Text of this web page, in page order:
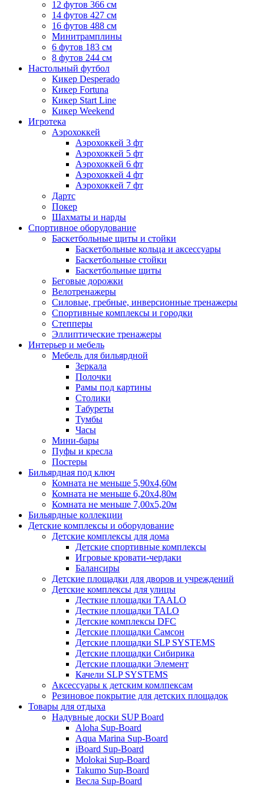
12 футов 366 см
14 футов 427 см
16 футов 488 см
Минитрамплины
6 футов 183 см
8 футов 244 см
Настольный футбол
Кикер Desperado
Кикер Fortuna
Кикер Start Line
Кикер Weekend
Игротека
Аэрохоккей
Аэрохоккей 3 фт
Аэрохоккей 5 фт
Аэрохоккей 6 фт
Аэрохоккей 4 фт
Аэрохоккей 7 фт
Дартс
Покер
Шахматы и нарды
Спортивное оборудование
Баскетбольные щиты и стойки
Баскетбольные кольца и аксессуары
Баскетбольные стойки
Баскетбольные щиты
Беговые дорожки
Велотренажеры
Силовые, гребные, инверсионные тренажеры
Спортивные комплексы и городки
Степперы
Эллиптические тренажеры
Интерьер и мебель
Мебель для бильярдной
Зеркала
Полочки
Рамы под картины
Столики
Табуреты
Тумбы
Часы
Мини-бары
Пуфы и кресла
Постеры
Бильярдная под ключ
Комната не меньше 5,90х4,60м
Комната не меньше 6,20х4,80м
Комната не меньше 7,00х5,20м
Бильярдные коллекции
Детские комплексы и оборудование
Детские комплексы для дома
Детские спортивные комплексы
Игровые кровати-чердаки
Балансиры
Детские площадки для дворов и учреждений
Детские комплексы для улицы
Десткие площадки TAALO
Десткие площадки TALO
Детские комплексы DFC
Детские площадки Самсон
Детские площадки SLP SYSTEMS
Детские площадки Сибирика
Детские площадки Элемент
Качели SLP SYSTEMS
Аксессуары к детским комлпексам
Резиновое покрытие для детских площадок
Товары для отдыха
Надувные доски SUP Board
Aloha Sup-Board
Aqua Marina Sup-Board
iBoard Sup-Board
Molokai Sup-Board
Takumo Sup-Board
Весла Sup-Board